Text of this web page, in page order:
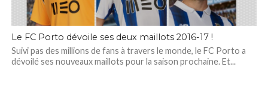
Le FC Porto dévoile ses deux maillots 2016-17 !
Suivi pas des millions de fans à travers le monde, le FC Porto a
dévoilé ses nouveaux maillots pour la saison prochaine. Et...